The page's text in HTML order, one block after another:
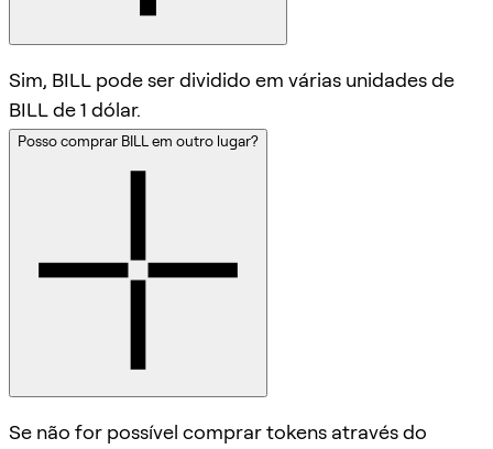
Sim, BILL pode ser dividido em várias unidades de
BILL de 1 dólar.
Posso comprar BILL em outro lugar?
Se não for possível comprar tokens através do